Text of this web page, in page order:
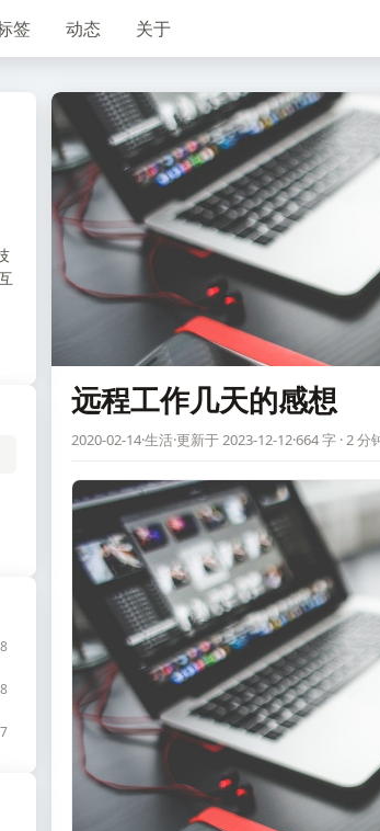
签 动态 关于
远程工作几天的感想
2020-02-14·生活·更新于 2023-12-12·664 字 · 2 分